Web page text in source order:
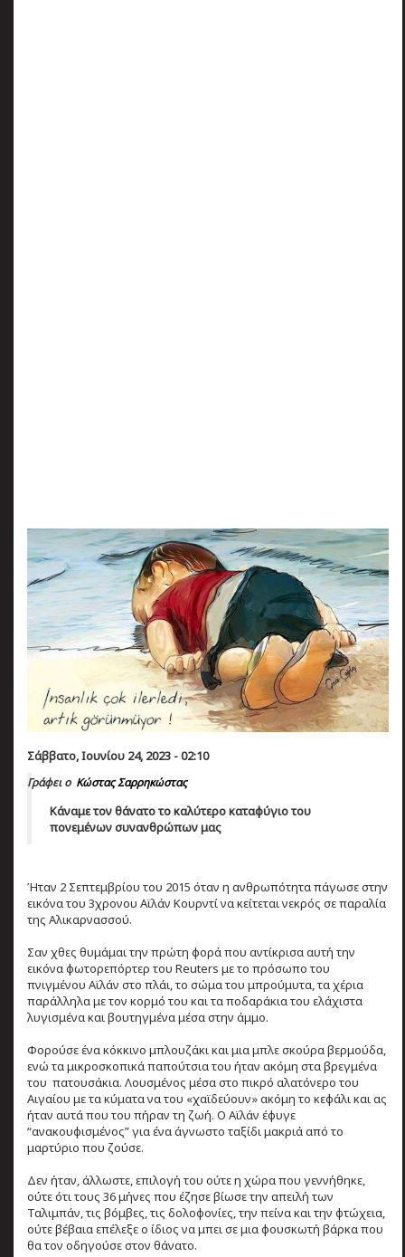
Σάββατο, Ιουνίου 24, 2023 - 02:10
Γράφει ο Κώστας Σαρρηκώστας
Kάναμε τον θάνατο το καλύτερο καταφύγιο του
πονεμένων συνανθρώπων μας
Ήταν 2 Σεπτεμβρίου του 2015 όταν η ανθρωπότητα πάγωσε στην
εικόνα του 3χρονου Αϊλάν Κουρντί να κείτεται νεκρός σε παραλία
της Αλικαρνασσού.
Σαν χθες θυμάμαι την πρώτη φορά που αντίκρισα αυτή την
εικόνα φωτορεπόρτερ του Reuters με το πρόσωπο του
πνιγμένου Αϊλάν στο πλάι, το σώμα του μπρούμυτα, τα χέρια
παράλληλα με τον κορμό του και τα ποδαράκια του ελάχιστα
λυγισμένα και βουτηγμένα μέσα στην άμμο.
Φορούσε ένα κόκκινο μπλουζάκι και μια μπλε σκούρα βερμούδα,
ενώ τα μικροσκοπικά παπούτσια του ήταν ακόμη στα βρεγμένα
του πατουσάκια. Λουσμένος μέσα στο πικρό αλατόνερο του
Αιγαίου με τα κύματα να του «χαϊδεύουν» ακόμη το κεφάλι και ας
ήταν αυτά που του πήραν τη ζωή. O Αϊλάν έφυγε
“ανακουφισμένος” για ένα άγνωστο ταξίδι μακριά από το
μαρτύριο που ζούσε.
Δεν ήταν, άλλωστε, επιλογή του ούτε η χώρα που γεννήθηκε,
ούτε ότι τους 36 μήνες που έζησε βίωσε την απειλή των
Ταλιμπάν, τις βόμβες, τις δολοφονίες, την πείνα και την φτώχεια,
ούτε βέβαια επέλεξε ο ίδιος να μπει σε μια φουσκωτή βάρκα που
θα τον οδηγούσε στον θάνατο.